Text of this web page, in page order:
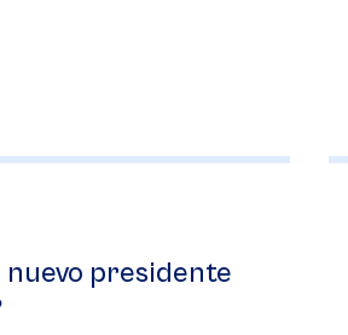
nuevo presidente